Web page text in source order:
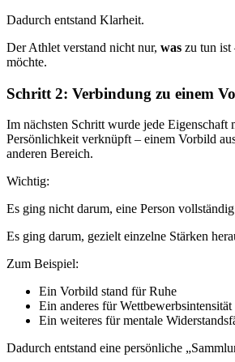
Dadurch entstand Klarheit.
Der Athlet verstand nicht nur, was zu tun ist
möchte.
Schritt 2: Verbindung zu einem
Im nächsten Schritt wurde jede Eigenschaft
Persönlichkeit verknüpft – einem Vorbild
anderen Bereich.
Wichtig:
Es ging nicht darum, eine Person
Es ging darum, gezielt einzelne Stärken
Zum Beispiel:
Ein Vorbild stand für Ruhe
Ein anderes für Wettbewerbsintensität
Ein weiteres für mentale
Dadurch entstand eine persönliche